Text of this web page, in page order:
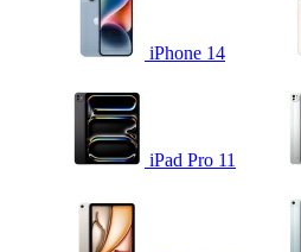
iPhone 14
iPad Pro 11